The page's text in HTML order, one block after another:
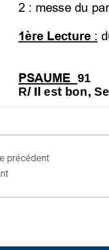
précédent